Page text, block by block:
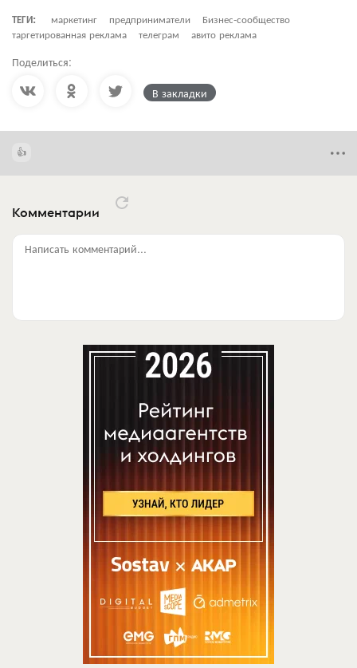
ТЕГИ:
маркетинг предприниматели
Бизнес-сообщество
таргетированная реклама
телеграм авито реклама
Поделиться:
В закладки
Комментарии
Написать комментарий...